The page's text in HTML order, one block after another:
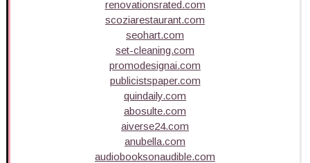
renovationsrated.com
scoziarestaurant.com
seohart.com
set-cleaning.com
promodesignai.com
publicistspaper.com
quindaily.com
abosulte.com
aiverse24.com
anubella.com
audiobooksonaudible.com